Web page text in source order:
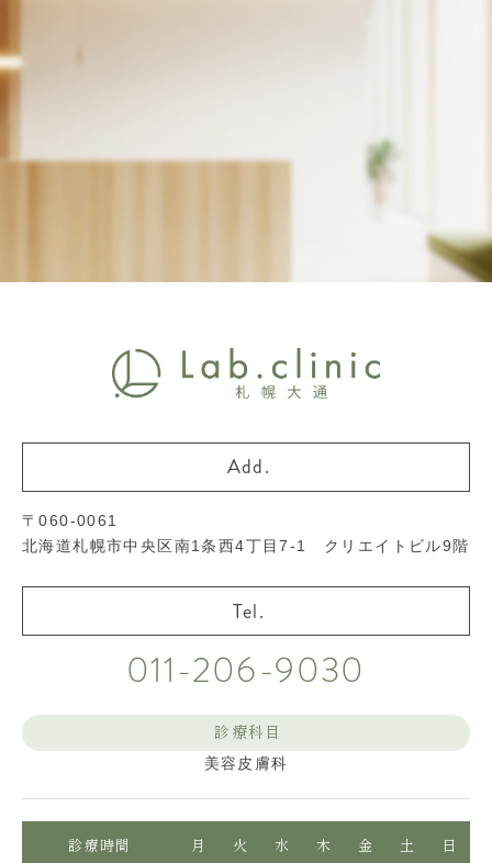
〒060-0061
北海道札幌市中央区南1条西4丁目7-1 クリエイトビル9階
011-206-9030
診療科目
美容皮膚科
診療時間 月 火 水 木 金 土 日